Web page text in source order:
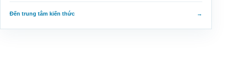
Đến trung tâm kiến thức →